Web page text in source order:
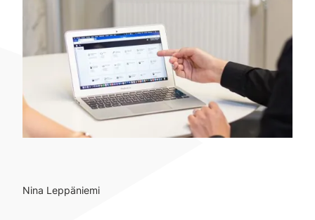
Nina Leppäniemi